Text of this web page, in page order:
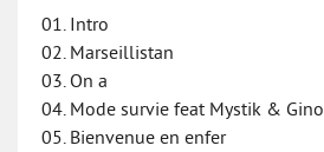
01. Intro
02. Marseillistan
03. On a
04. Mode survie feat Mystik & Gino
05. Bienvenue en enfer